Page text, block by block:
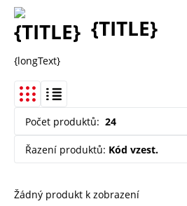
{TITLE}
{longText}
Počet produktů: 24
Řazení produktů: Kód vzest.
Žádný produkt k zobrazení